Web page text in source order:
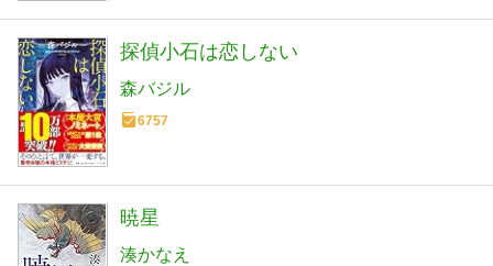
探偵小石は恋しない
森バジル
6757
暁星
湊かなえ